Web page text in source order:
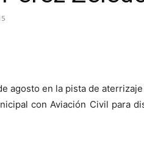
agosto en la pista de
con Aviación Civil para